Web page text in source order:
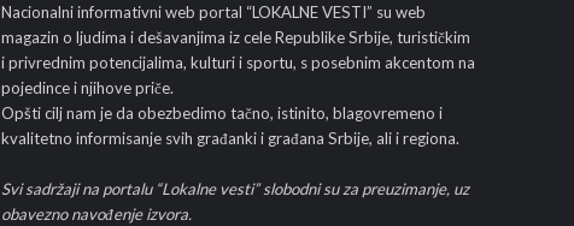
Nacionalni informativni web portal “LOKALNE VESTI” su web
magazin o ljudima i dešavanjima iz cele Republike Srbije, turističkim
i privrednim potencijalima, kulturi i sportu, s posebnim akcentom na
pojedince i njihove priče.
Opšti cilj nam je da obezbedimo tačno, istinito, blagovremeno i
kvalitetno informisanje svih građanki i građana Srbije, ali i regiona.
Svi sadržaji na portalu “Lokalne vesti” slobodni su za preuzimanje, uz
obavezno navođenje izvora.